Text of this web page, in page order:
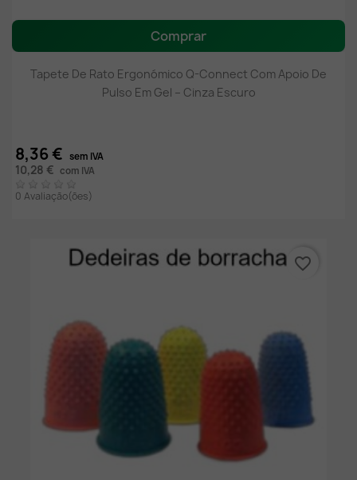
Comprar
Tapete De Rato Ergonómico Q-Connect Com Apoio De
Pulso Em Gel – Cinza Escuro
8,36 € sem IVA
10,28 € com IVA
0 Avaliação(ões)
favorite_border